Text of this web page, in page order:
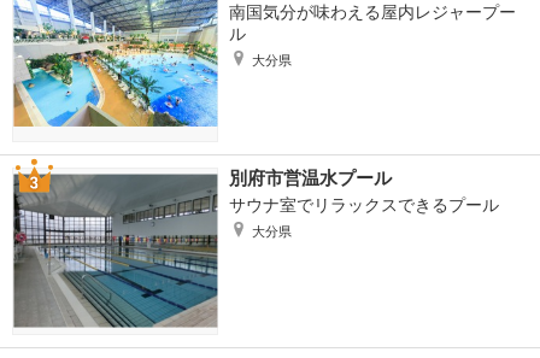
南国気分が味わえる屋内レジャープー
ル
大分県
別府市営温水プール
サウナ室でリラックスできるプール
大分県